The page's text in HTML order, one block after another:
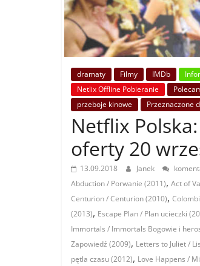
dramaty Filmy IMDb
Netlix Offline Pobieranie
przeboje kinowe
Przeznaczone
Netflix
oferty 20
13.09.2018 Janek
Abduction / Porwanie (2011), Act of
Centurion / Centurion (2010),
(2013), Escape Plan / Plan ucieczki
Immortals / Immortals Bogowie i
Zapowiedź (2009), Letters to Juliet /
pętla czasu (2012), Love Happens /